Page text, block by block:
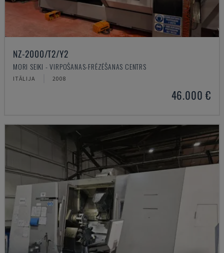
NZ-2000/T2/Y2
MORI SEIKI - VIRPOŠANAS-FRĒZĒŠANAS CENTRS
ITĀLIJA 2008
46.000 €